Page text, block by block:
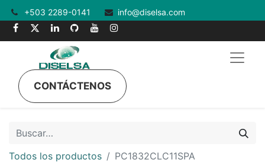
+503 2289-0141 info@diselsa.com
CONTÁCTENOS
Todos los productos PC1832CLC11SPA